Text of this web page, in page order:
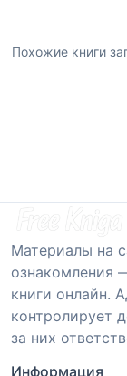
Похожие книги
Материалы на
ознакомления
книги онлайн.
контролирует
за них
Информация